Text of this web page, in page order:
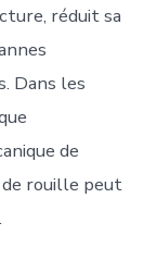
réduit sa
Dans les
de
rouille peut